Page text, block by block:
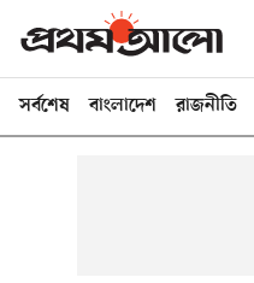
সর্বশেষ বাংলাদেশ রাজনীতি